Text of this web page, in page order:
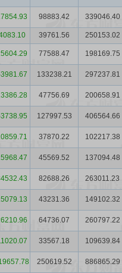
98883.42 339046.40
39761.56 250153.02
77588.47 198169.75
133238.21 297237.81
47756.69 200658.91
127997.53 406564.66
37870.22 102217.38
45569.52 137094.48
82688.26 263011.23
43231.36 149102.32
64736.07 260797.22
33567.18 109639.84
250619.52 886865.29